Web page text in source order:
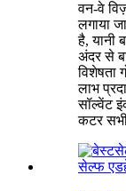
वन-वे
लगाया
है, यानी
अंदर से
विशेषता
लाभ
सॉल्वेंट
कटर